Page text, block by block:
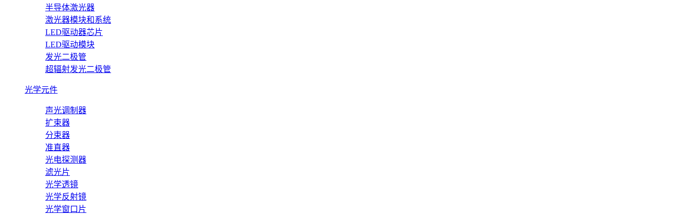
半导体激光器
激光器模块和系统
LED驱动器芯片
LED驱动模块
发光二极管
超辐射发光二极管
光学元件
声光调制器
扩束器
分束器
准直器
光电探测器
滤光片
光学透镜
光学反射镜
光学窗口片